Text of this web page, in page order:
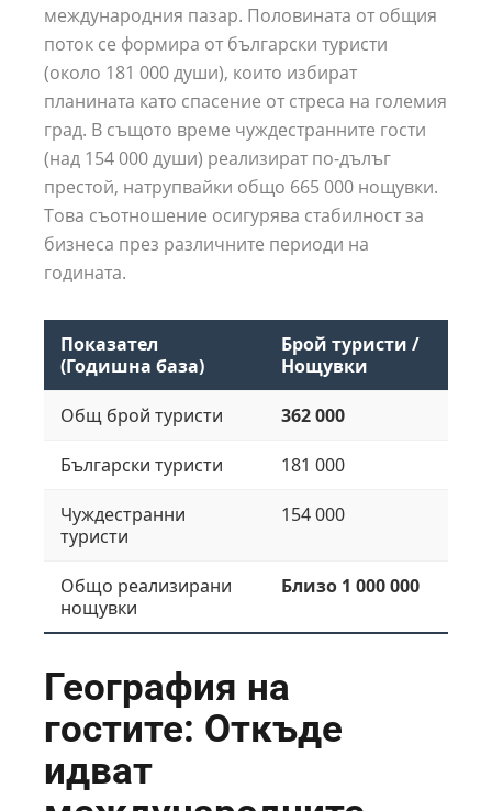
международния пазар. Половината от общия
поток се формира от български туристи
(около 181 000 души), които избират
планината като спасение от стреса на големия
град. В същото време чуждестранните гости
(над 154 000 души) реализират по-дълъг
престой, натрупвайки общо 665 000 нощувки.
Това съотношение осигурява стабилност за
бизнеса през различните периоди на
годината.
Показател
(Годишна база)
Брой туристи /
Нощувки
Общ брой туристи 362 000
Български туристи 181 000
Чуждестранни
туристи
154 000
Общо реализирани
нощувки
Близо 1 000 000
География на
гостите: Откъде
идват